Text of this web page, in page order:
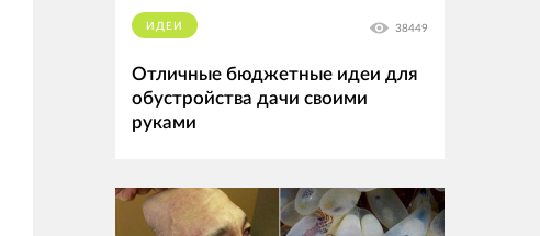
ИДЕИ 38449
Отличные бюджетные идеи для
обустройства дачи своими
руками